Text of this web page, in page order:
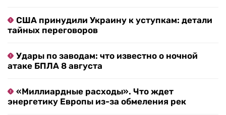
США принудили Украину к уступкам: детали
тайных переговоров
Удары по заводам: что известно о ночной
атаке БПЛА 8 августа
«Миллиардные расходы». Что ждет
энергетику Европы из-за обмеления рек